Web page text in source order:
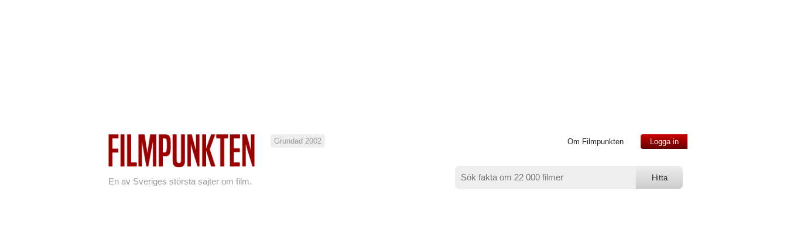
En av Sveriges största sajter om film.
Grundad 2002 Om Filmpunkten Logga in